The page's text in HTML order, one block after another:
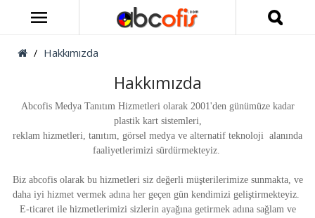
Hakkımızda
Hakkımızda
Abcofis Medya Tanıtım Hizmetleri olarak 2001'den günümüze kadar
plastik kart sistemleri,
reklam hizmetleri, tanıtım, görsel medya ve alternatif teknoloji alanında
faaliyetlerimizi sürdürmekteyiz.
Biz abcofis olarak bu hizmetleri siz değerli müşterilerimize sunmakta, ve
daha iyi hizmet vermek adına her geçen gün kendimizi geliştirmekteyiz.
E-ticaret ile hizmetlerimizi sizlerin ayağına getirmek adına sağlam ve